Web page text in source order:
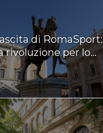
di RomaSport:
rivoluzione per lo...